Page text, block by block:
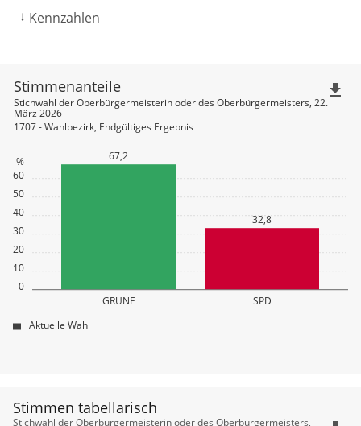
Kennzahlen
0
10
20
30
40
50
60
%
GRÜNE SPD
67,2
32,8
Stimmenanteile
Stichwahl der Oberbürgermeisterin oder des Oberbürgermeisters, 22.
März 2026
1707 - Wahlbezirk, Endgültiges Ergebnis
Aktuelle Wahl
file_download
Stimmen tabellarisch
Stichwahl der Oberbürgermeisterin oder des Oberbürgermeisters,